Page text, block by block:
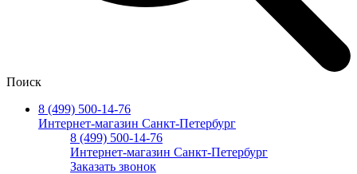
Поиск
8 (499) 500-14-76
Интернет-магазин Санкт-Петербург
8 (499) 500-14-76
Интернет-магазин Санкт-Петербург
Заказать звонок